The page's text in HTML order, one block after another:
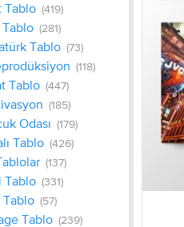
Tablo (419)
Tablo (281)
Tablo (73)
(118)
Tablo (447)
(185)
Odası (179)
Tablo (426)
(137)
Tablo (331)
Tablo (57)
Tablo (239)